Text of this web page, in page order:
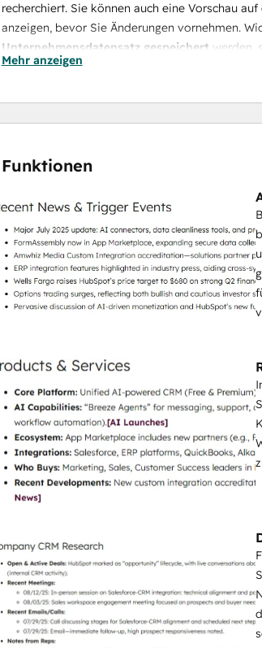
recherchiert. Sie können auch eine Vorschau
anzeigen, bevor Sie Änderungen vornehmen.
Unternehmensdatensatz gespeichert werden,
die Umsatzteams bereits arbeiten. Jede
Mehr anzeigen
Funktionen